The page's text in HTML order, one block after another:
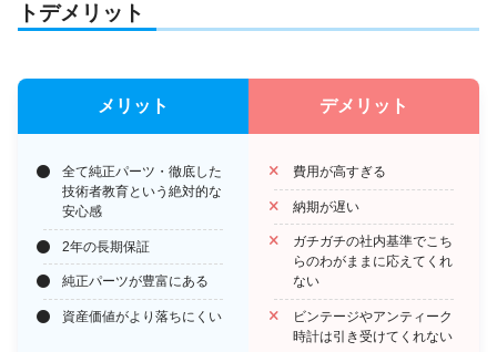
トデメリット
メリット
全て純正パーツ・徹底した
技術者教育という絶対的な
安心感
2年の長期保証
純正パーツが豊富にある
資産価値がより落ちにくい
デメリット
費用が高すぎる
納期が遅い
ガチガチの社内基準でこち
らのわがままに応えてくれ
ない
ビンテージやアンティーク
時計は引き受けてくれない